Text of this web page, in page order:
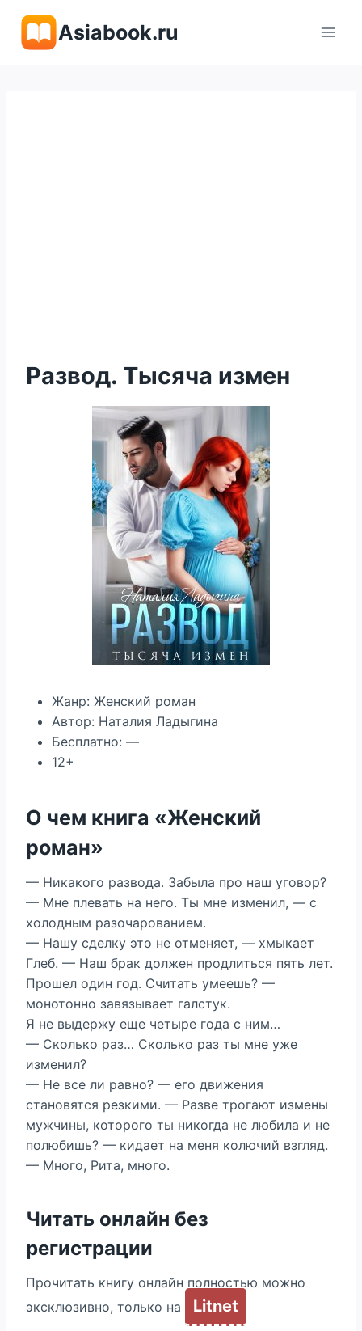
содержимому
Asiabook.ru
Развод. Тысяча измен
Жанр: Женский роман
Автор: Наталия Ладыгина
Бесплатно: —
12+
О чем книга «Женский
роман»
— Никакого развода. Забыла про наш уговор?
— Мне плевать на него. Ты мне изменил, — с
холодным разочарованием.
— Нашу сделку это не отменяет, — хмыкает
Глеб. — Наш брак должен продлиться пять лет.
Прошел один год. Считать умеешь? —
монотонно завязывает галстук.
Я не выдержу еще четыре года с ним…
— Сколько раз… Сколько раз ты мне уже
изменил?
— Не все ли равно? — его движения
становятся резкими. — Разве трогают измены
мужчины, которого ты никогда не любила и не
полюбишь? — кидает на меня колючий взгляд.
— Много, Рита, много.
Читать онлайн без
регистрации
Прочитать книгу онлайн полностью можно
эксклюзивно, только на
Litnet